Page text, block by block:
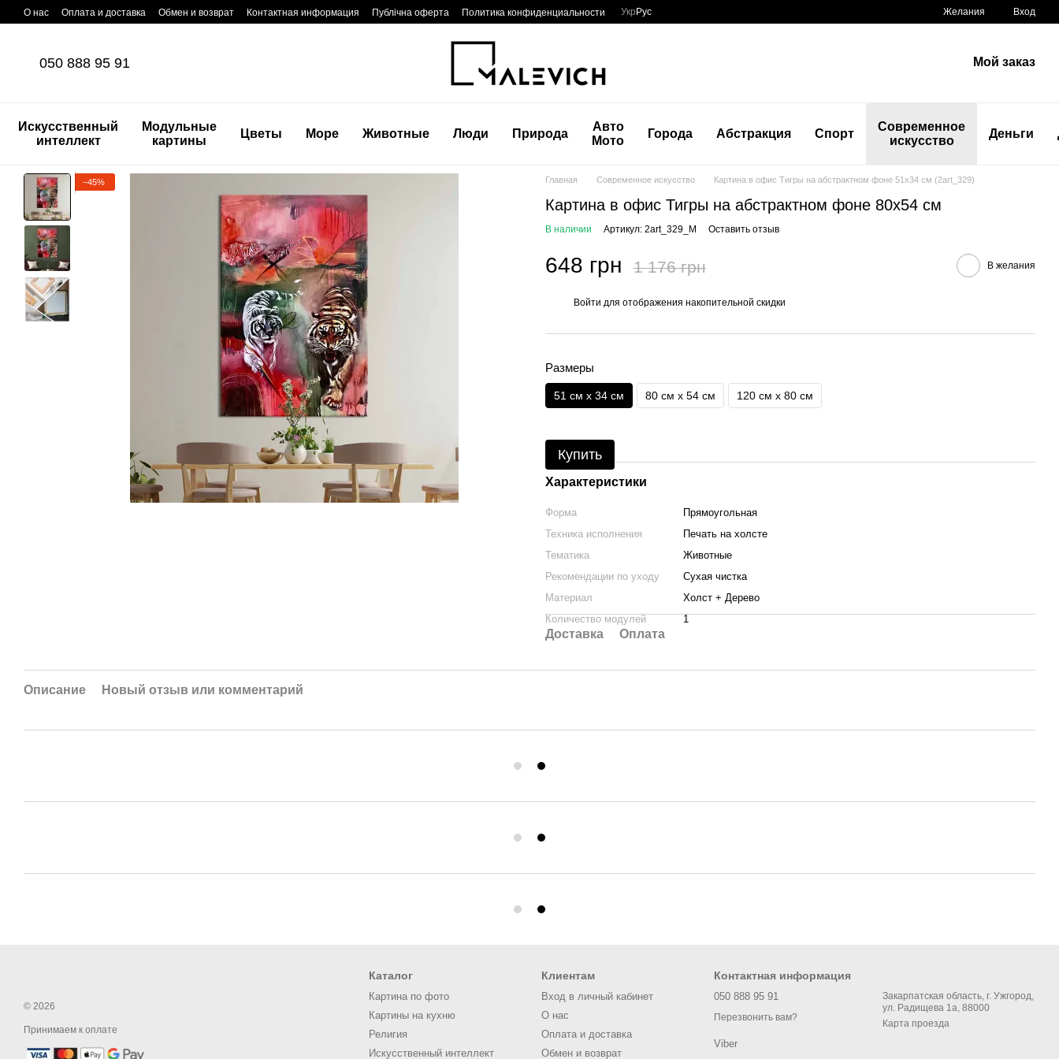
Перейти к основному контенту
О нас Оплата и доставка Обмен и возврат Контактная информация Публічна оферта Политика конфиденциальности Укр Рус Желания Вход
050 888 95 91 Мой заказ
Искусственный
интеллект
Модульные
картины
Цветы Море Животные Люди Природа
Авто
Мото
Города Абстракция Спорт
Современное
искусство
Деньги
−45% Главная Современное искусство Картина в офис Тигры на абстрактном фоне 51x34 см (2art_329)
Картина в офис Тигры на абстрактном фоне 80x54 см
В наличии Артикул: 2art_329_M Оставить отзыв
648 грн 1 176 грн В желания
Войти для отображения накопительной скидки
Размеры
51 см x 34 см 80 см x 54 см 120 см x 80 см
Купить
Характеристики
Форма
Прямоугольная
Техника исполнения
Печать на холсте
Тематика
Животные
Рекомендации по уходу
Сухая чистка
Материал
Холст + Дерево
Количество модулей
1
Доставка Оплата
Описание Новый отзыв или комментарий
© 2026
Принимаем к оплате
Каталог
Картина по фото
Картины на кухню
Религия
Искусственный интеллект
Клиентам
Вход в личный кабинет
О нас
Оплата и доставка
Обмен и возврат
Контактная информация
050 888 95 91
Перезвонить вам?
Viber
Закарпатская область, г. Ужгород,
ул. Радищева 1а, 88000
Карта проезда